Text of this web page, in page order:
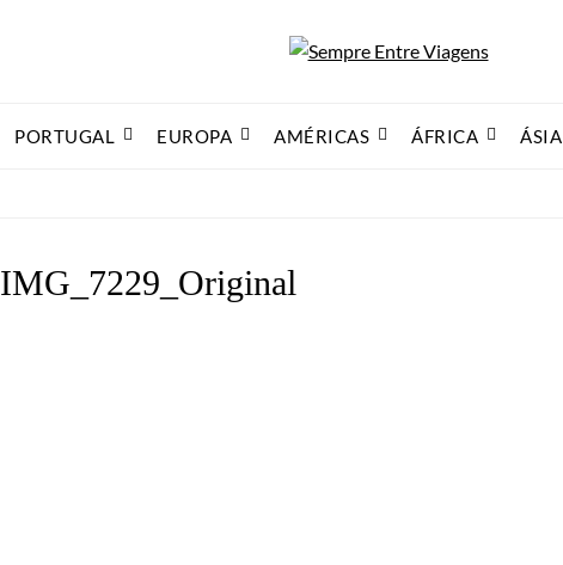
PORTUGAL EUROPA AMÉRICAS ÁFRICA ÁSIA
IMG_7229_Original